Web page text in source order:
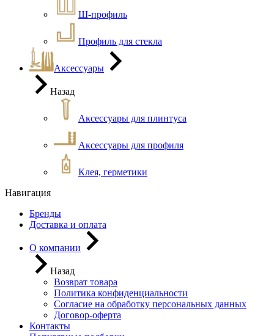
Ш-профиль
Профиль для стекла
Аксессуары
Назад
Аксессуары для плинтуса
Аксессуары для профиля
Клея, герметики
Навигация
Бренды
Доставка и оплата
О компании
Назад
Возврат товара
Политика конфиденциальности
Согласие на обработку персональных данных
Договор-оферта
Контакты